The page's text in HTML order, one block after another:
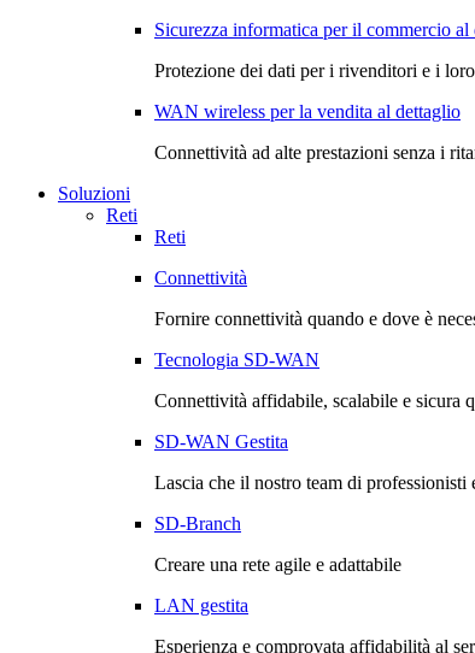
Sicurezza informatica per il commercio al
Protezione dei dati per i rivenditori e i
WAN wireless per la vendita al dettaglio
Connettività ad alte prestazioni senza i
Soluzioni
Reti
Reti
Connettività
Fornire connettività quando e dove è
Tecnologia SD-WAN
Connettività affidabile, scalabile e sicura
SD-WAN Gestita
Lascia che il nostro team di professionisti
SD-Branch
Creare una rete agile e adattabile
LAN gestita
Esperienza e comprovata affidabilità al